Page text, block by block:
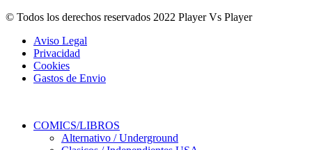
© Todos los derechos reservados 2022 Player Vs Player
Aviso Legal
Privacidad
Cookies
Gastos de Envio
COMICS/LIBROS
Alternativo / Underground